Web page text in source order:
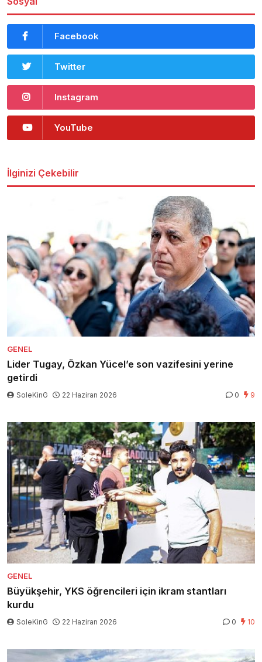
Facebook
Twitter
Instagram
YouTube
İlginizi Çekebilir
GENEL
Lider Tugay, Özkan Yücel’e son vazifesini yerine
getirdi
SoleKinG 22 Haziran 2026 0 9
GENEL
Büyükşehir, YKS öğrencileri için ikram stantları
kurdu
SoleKinG 22 Haziran 2026 0 10